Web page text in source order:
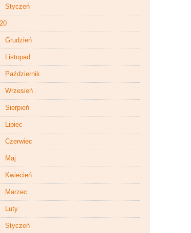
Styczeń
Grudzień
Listopad
Październik
Wrzesień
Sierpień
Lipiec
Czerwiec
Maj
Kwiecień
Marzec
Luty
Styczeń